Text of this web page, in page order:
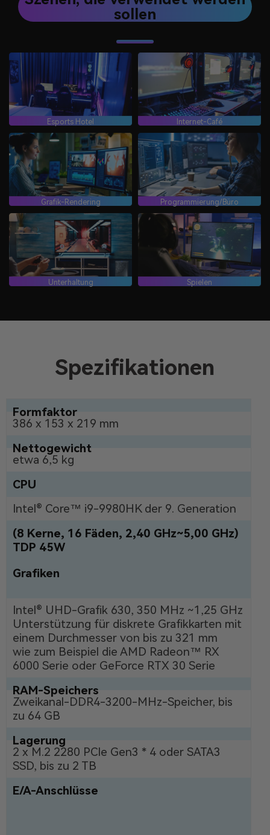
sollen
Esports Hotel Internet-Café
Grafik-Rendering Programmierung/Büro
Unterhaltung Spielen
Spezifikationen
Formfaktor
386 x 153 x 219 mm
Nettogewicht
etwa 6,5 kg
CPU
Intel® Core™ i9-9980HK der 9. Generation
(8 Kerne, 16 Fäden, 2,40 GHz~5,00 GHz)
TDP 45W
Grafiken
Intel® UHD-Grafik 630, 350 MHz ~1,25 GHz
Unterstützung für diskrete Grafikkarten mit
einem Durchmesser von bis zu 321 mm
wie zum Beispiel die AMD Radeon™ RX
6000 Serie oder GeForce RTX 30 Serie
RAM-Speichers
Zweikanal-DDR4-3200-MHz-Speicher, bis
zu 64 GB
Lagerung
2 x M.2 2280 PCIe Gen3 * 4 oder SATA3
SSD, bis zu 2 TB
E/A-Anschlüsse